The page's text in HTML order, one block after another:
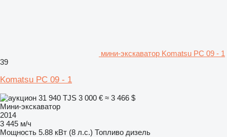
мини-экскаватор Komatsu PC 09 - 1
39
Komatsu PC 09 - 1
31 940 TJS 3 000 € ≈ 3 466 $
Мини-экскаватор
2014
3 445 м/ч
Мощность 5.88 кВт (8 л.с.) Топливо дизель